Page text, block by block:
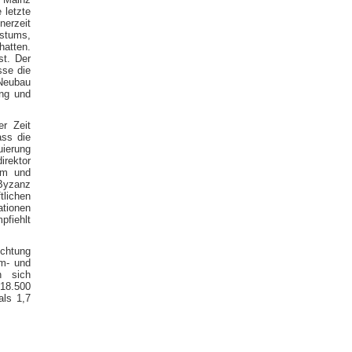
letzte
Der
die
und
Zeit
die
und
und
sich
1,7